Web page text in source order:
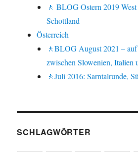
🚶 BLOG Ostern 2019
Schottland
Österreich
🚶BLOG August 2021 –
zwischen Slowenien, Italien
🚶Juli 2016: Sarntalrunde,
SCHLAGWÖRTER